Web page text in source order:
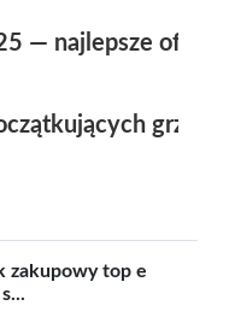
— najlepsze
zakupowy top e